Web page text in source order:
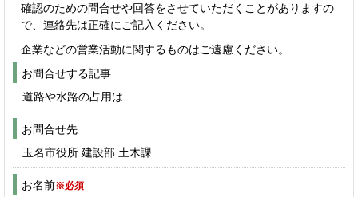
確認のための問合せや回答をさせていただくことがありますの
で、連絡先は正確にご記入ください。
企業などの営業活動に関するものはご遠慮ください。
お問合せする記事
道路や水路の占用は
お問合せ先
玉名市役所 建設部 土木課
お名前※必須